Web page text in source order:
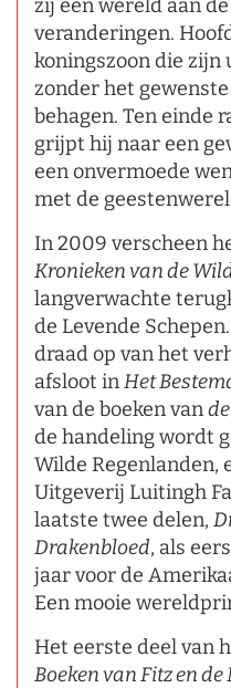
zij een wereld aan
veranderingen.
koningszoon die zijn
zonder het
behagen. Ten einde
grijpt hij naar een
een onvermoede
met de
In 2009 verscheen
Kronieken van de
langverwachte
de Levende
draad op van het
afsloot inHet
van de boeken van
de handeling wordt
Wilde Regenlanden,
Uitgeverij Luitingh
laatste twee delen,
Drakenbloed, als
jaar voor de
Een mooie
Het eerste deel van
Boeken van Fitz en de